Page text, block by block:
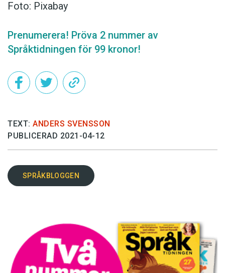
Foto: Pixabay
Prenumerera! Pröva 2 nummer av
Språktidningen för 99 kronor!
TEXT: ANDERS SVENSSON
PUBLICERAD 2021-04-12
SPRÅKBLOGGEN